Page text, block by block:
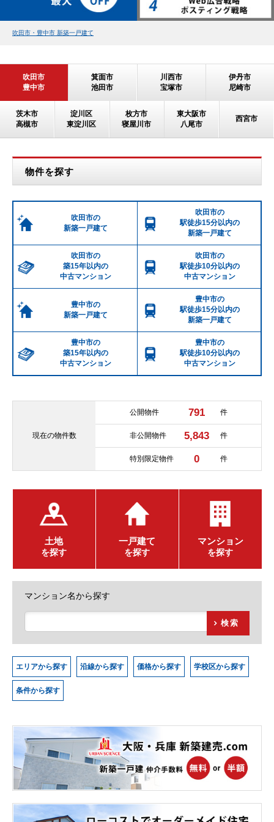
吹田市・豊中市 新築一戸建て
吹田市
豊中市
箕面市
池田市
川西市
宝塚市
伊丹市
尼崎市
茨木市
高槻市
淀川区
東淀川区
枚方市
寝屋川市
東大阪市
八尾市
西宮市
物件を探す
吹田市の
新築一戸建て
吹田市の
駅徒歩15分以内の
新築一戸建て
吹田市の
築15年以内の
中古マンション
吹田市の
駅徒歩10分以内の
中古マンション
豊中市の
新築一戸建て
豊中市の
駅徒歩15分以内の
新築一戸建て
豊中市の
築15年以内の
中古マンション
豊中市の
駅徒歩10分以内の
中古マンション
現在の物件数
公開物件 791 件
非公開物件 5,843 件
特別限定物件 0 件
土地
を探す
一戸建て
を探す
マンション
を探す
マンション名から探す
検索
エリアから探す 沿線から探す 価格から探す 学校区から探す
条件から探す